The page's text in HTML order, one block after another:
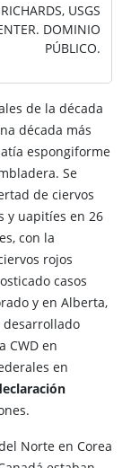
USGS
DOMINIO
PÚBLICO.
de la década
década más
espongiforme
Se
de ciervos
y uapitíes en 26
con la
rojos
casos
y en Alberta,
desarrollado
CWD en
en
Norte en Corea